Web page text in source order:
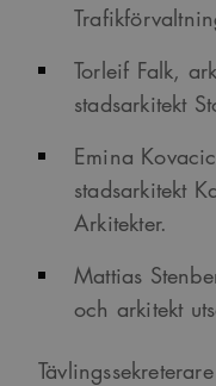
Torleif Falk,
stadsarkitekt
Emina
stadsarkitekt
Arkitekter.
Mattias
och arkitekt